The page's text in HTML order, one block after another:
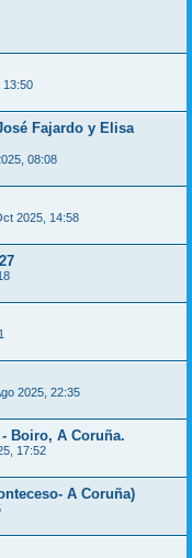
13:50
Fajardo y Elisa
08:08
2025, 14:58
2025, 22:35
Boiro, A Coruña.
17:52
A Coruña)